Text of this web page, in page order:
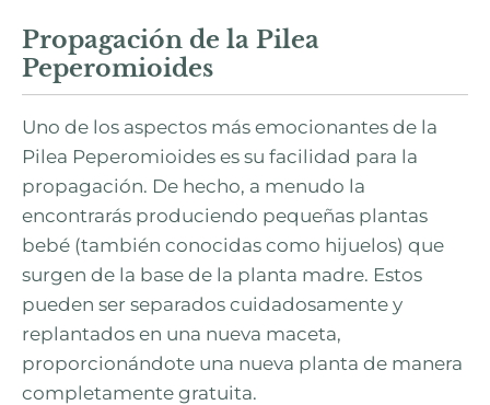
Propagación de la Pilea
Peperomioides
Uno de los aspectos más emocionantes de la
Pilea Peperomioides es su facilidad para la
propagación. De hecho, a menudo la
encontrarás produciendo pequeñas plantas
bebé (también conocidas como hijuelos) que
surgen de la base de la planta madre. Estos
pueden ser separados cuidadosamente y
replantados en una nueva maceta,
proporcionándote una nueva planta de manera
completamente gratuita.